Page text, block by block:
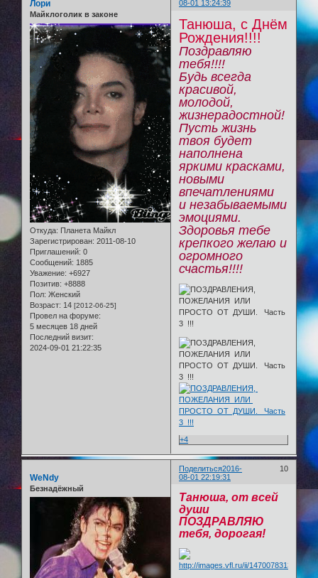
08-01 13:24:39
Лори
Майклоголик в законе
Откуда: Планета Майкл
Зарегистрирован: 2011-08-10
Приглашений: 0
Сообщений: 1885
Уважение: +6927
Позитив: +8888
Пол: Женский
Возраст: 14 [2012-06-25]
Провел на форуме:
5 месяцев 18 дней
Последний визит:
2024-09-01 21:22:35
Танюша, с Днём
Рождения!!!!
Поздравляю
тебя!!!!
Будь всегда
красивой,
молодой,
жизнерадостной!
Пусть жизнь
твоя будет
наполнена
яркими красками,
новыми
впечатлениями
и незабываемыми
эмоциями.
Здоровья тебе
крепкого желаю и
огромного
счастья!!!!
+4
Поделиться 10
2016-
08-01 22:19:31
WeNdy
Безнадёжный
Танюша, от всей
души
ПОЗДРАВЛЯЮ
тебя, дорогая!